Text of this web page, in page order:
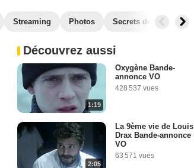
Streaming Photos Secrets de tournage
Découvrez aussi
1:19
Oxygène Bande-
annonce VO
428 537 vues
2:05
La 9ème vie de Louis
Drax Bande-annonce
VO
63 571 vues